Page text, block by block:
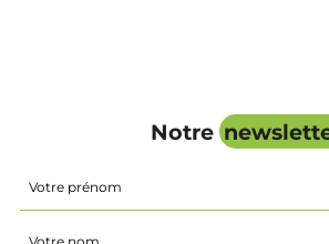
Notre
(Nécessaire)